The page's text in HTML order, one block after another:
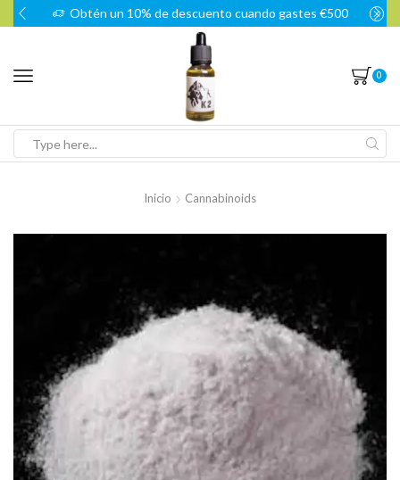
Obtén un 10% de descuento cuando gastes €500
0
Inicio Cannabinoids